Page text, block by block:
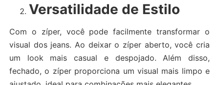
Versatilidade de Estilo
Com o zíper, você pode facilmente transformar o
visual dos jeans. Ao deixar o zíper aberto, você cria
um look mais casual e despojado. Além disso,
fechado, o zíper proporciona um visual mais limpo e